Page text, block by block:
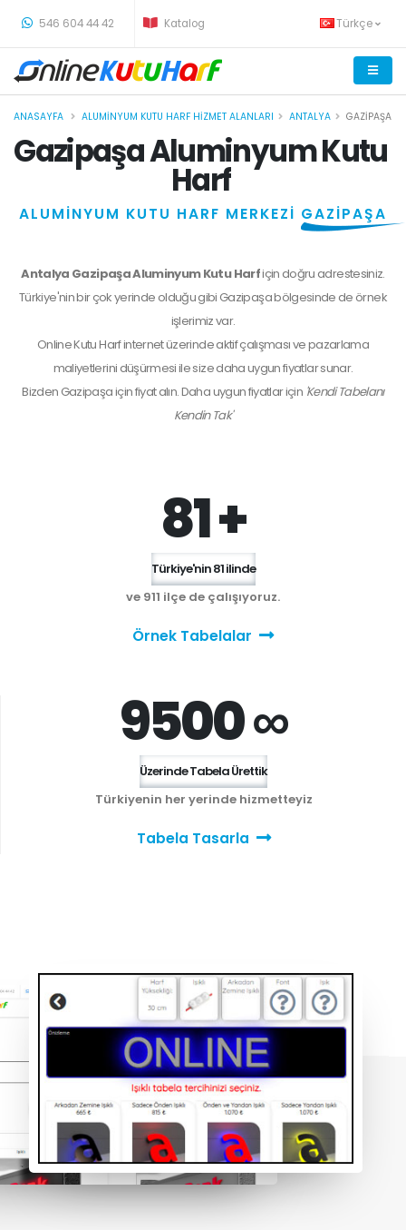
546 604 44 42 Katalog Türkçe
ANASAYFA ALUMINYUM KUTU HARF HIZMET ALANLARI ANTALYA GAZIPAŞA
Gazipaşa Aluminyum Kutu
Harf
ALUMİNYUM KUTU HARF MERKEZİ GAZİPAŞA
Antalya Gazipaşa Aluminyum Kutu Harfiçin doğru adrestesiniz.
Türkiye'nin bir çok yerinde olduğu gibi Gazipaşa bölgesinde de örnek
işlerimiz var.
Online Kutu Harf internet üzerinde aktif çalışması ve pazarlama
maliyetlerini düşürmesi ile size daha uygun fiyatlar sunar.
Bizden Gazipaşaiçin fiyat alın. Daha uygun fiyatlar için 'Kendi Tabelanı
Kendin Tak'
81 +
Türkiye'nin 81 ilinde
ve 911 ilçe de çalışıyoruz.
Örnek Tabelalar
9500 ∞
Üzerinde Tabela Ürettik
Türkiyenin her yerinde hizmetteyiz
Tabela Tasarla